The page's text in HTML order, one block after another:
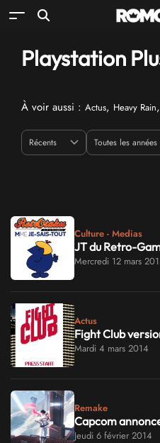
Playstation
À voir aussi : Actus, Heavy Rain,
Culture - Medias
JT du Retro-
Mercredi 12 mars
Actus
Fight Club
Mardi 4 mars 2014
Remake
Capcom
Jeudi 6 février 2014